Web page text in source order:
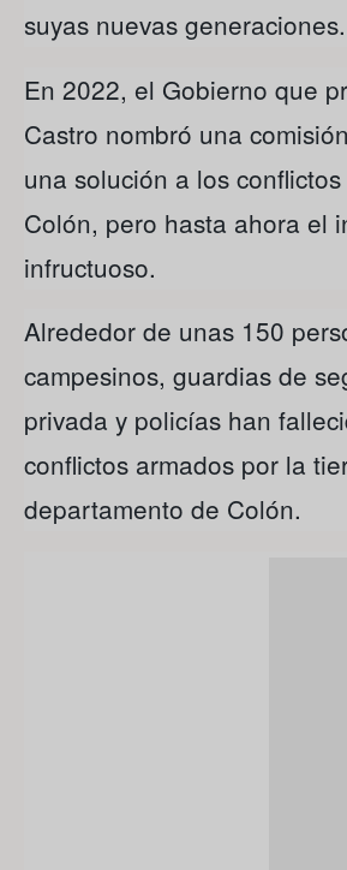
suyas nuevas generaciones.
En 2022, el Gobierno que
Castro nombró una
una solución a los
Colón, pero hasta ahora el
infructuoso.
Alrededor de unas 150
campesinos, guardias de
privada y policías han
conflictos armados por la
departamento de Colón.